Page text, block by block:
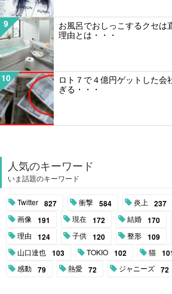
9
お風呂でおしっこするクセは
理由とは・・・
10
ロト７で４億円ゲットした会
ぎる・・・
人気のキーワード
いま話題のキーワード
Twitter 827 衝撃 584 炎上 237
画像 191 現在 172 結婚 170
理由 124 子供 120 整形 109
山口達也 103 TOKIO 102 猫
感動 79 熱愛 72 ジャニーズ 72